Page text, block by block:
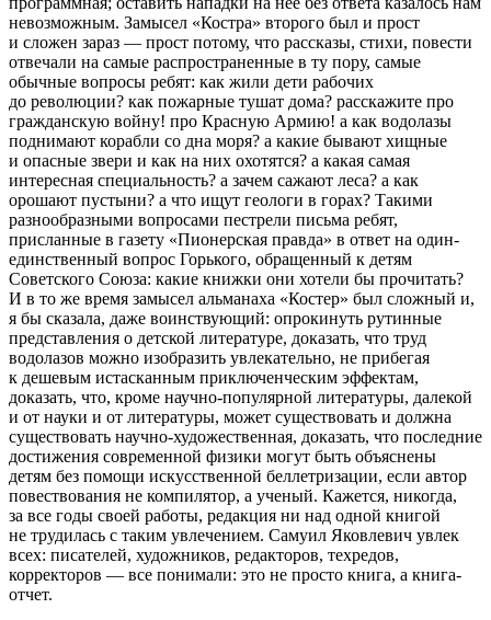
невозможным. Замысел «Костра» второго был и прост
и сложен зараз — прост потому, что рассказы, стихи, повести
отвечали на самые распространенные в ту пору, самые
обычные вопросы ребят: как жили дети рабочих
до революции? как пожарные тушат дома? расскажите про
гражданскую войну! про Красную Армию! а как водолазы
поднимают корабли со дна моря? а какие бывают хищные
и опасные звери и как на них охотятся? а какая самая
интересная специальность? а зачем сажают леса? а как
орошают пустыни? а что ищут геологи в горах? Такими
разнообразными вопросами пестрели письма ребят,
присланные в газету «Пионерская правда» в ответ на один-
единственный вопрос Горького, обращенный к детям
Советского Союза: какие книжки они хотели бы прочитать?
И в то же время замысел альманаха «Костер» был сложный и,
я бы сказала, даже воинствующий: опрокинуть рутинные
представления о детской литературе, доказать, что труд
водолазов можно изобразить увлекательно, не прибегая
к дешевым истасканным приключенческим эффектам,
доказать, что, кроме научно-популярной литературы, далекой
и от науки и от литературы, может существовать и должна
существовать научно-художественная, доказать, что последние
достижения современной физики могут быть объяснены
детям без помощи искусственной беллетризации, если автор
повествования не компилятор, а ученый. Кажется, никогда,
за все годы своей работы, редакция ни над одной книгой
не трудилась с таким увлечением. Самуил Яковлевич увлек
всех: писателей, художников, редакторов, техредов,
корректоров — все понимали: это не просто книга, а книга-
отчет.